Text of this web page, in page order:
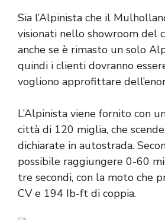
Sia l’Alpinista che il
visionati nello showroom del
anche se è rimasto un solo
quindi i clienti dovranno
vogliono approfittare
L’Alpinista viene fornito con
città di 120 miglia, che
dichiarate in autostrada.
possibile raggiungere 0-60
tre secondi, con la moto che
CV e 194 Ib-ft di coppia.